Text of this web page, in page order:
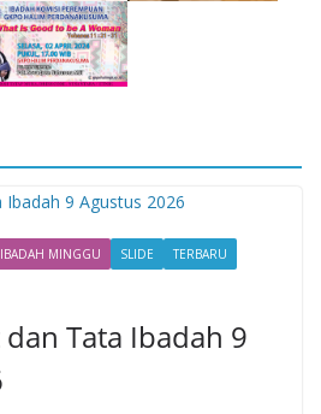
MINGGU SLIDE
TERBARU
dan Tata Ibadah 9